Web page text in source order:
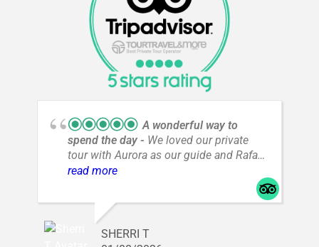
A wonderful way to
spend the day
We loved our private
tour with Aurora as our guide and Rafael
as our driver. It was an incredible day
with amazing views and a great way to
spend a day from A Coruña.
read more
SHERRI T